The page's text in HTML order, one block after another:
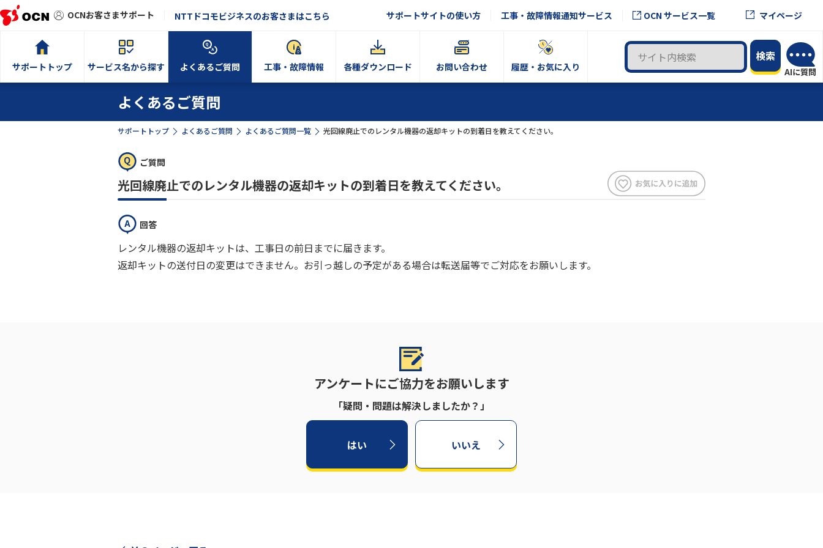
OCNお客さまサポート NTTドコモビジネスのお客さまはこちら サポートサイトの使い方 工事・故障情報通知サービス OCN サービス一覧 マイページ
サポートトップ サービス名から探す よくあるご質問 工事・故障情報 各種ダウンロード お問い合わせ 履歴・お気に入り
よくあるご質問
サポートトップ よくあるご質問 よくあるご質問一覧 光回線廃止でのレンタル機器の返却キットの到着日を教えてください。
ご質問
光回線廃止でのレンタル機器の返却キットの到着日を教えてください。
回答
レンタル機器の返却キットは、工事日の前日までに届きます。
返却キットの送付日の変更はできません。お引っ越しの予定がある場合は転送届等でご対応をお願いします。
アンケートにご協力をお願いします
「疑問・問題は解決しましたか？」
はい いいえ